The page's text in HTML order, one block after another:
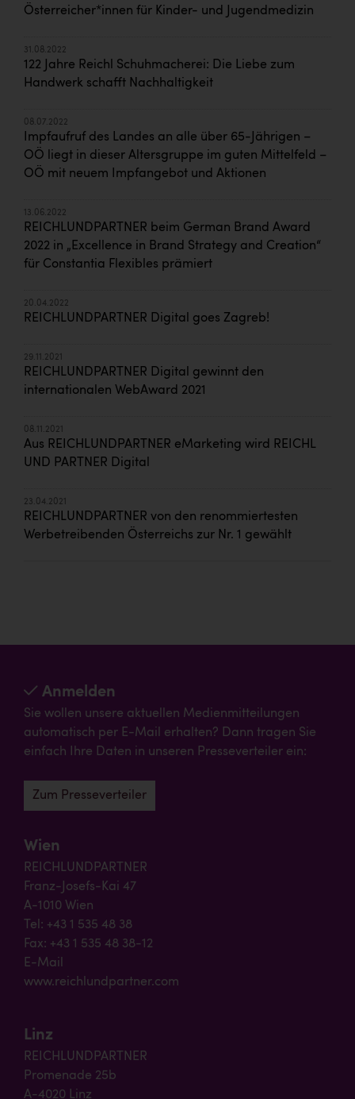
Österreicher*innen für Kinder- und Jugendmedizin
31.08.2022
122 Jahre Reichl Schuhmacherei: Die Liebe zum
Handwerk schafft Nachhaltigkeit
08.07.2022
Impfaufruf des Landes an alle über 65-Jährigen –
OÖ liegt in dieser Altersgruppe im guten Mittelfeld –
OÖ mit neuem Impfangebot und Aktionen
13.06.2022
REICHLUNDPARTNER beim German Brand Award
2022 in „Excellence in Brand Strategy and Creation“
für Constantia Flexibles prämiert
20.04.2022
REICHLUNDPARTNER Digital goes Zagreb!
29.11.2021
REICHLUNDPARTNER Digital gewinnt den
internationalen WebAward 2021
08.11.2021
Aus REICHLUNDPARTNER eMarketing wird REICHL
UND PARTNER Digital
23.04.2021
REICHLUNDPARTNER von den renommiertesten
Werbetreibenden Österreichs zur Nr. 1 gewählt
Anmelden
Sie wollen unsere aktuellen Medienmitteilungen
automatisch per E-Mail erhalten? Dann tragen Sie
einfach Ihre Daten in unseren Presseverteiler ein:
Zum Presseverteiler
Wien
REICHLUNDPARTNER
Franz-Josefs-Kai 47
A-1010 Wien
Tel: +43 1 535 48 38
Fax: +43 1 535 48 38-12
E-Mail
www.reichlundpartner.com
Linz
REICHLUNDPARTNER
Promenade 25b
A-4020 Linz